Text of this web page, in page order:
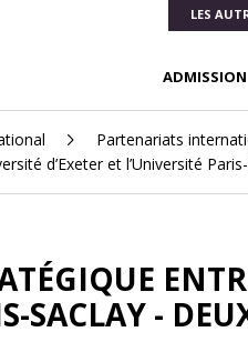
LES
ADMISSION
Partenariats
d’Exeter et l’Université
SACLAY -